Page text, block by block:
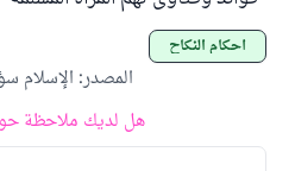
أحكام النكاح
المصدر: الإسلام
هل لديك ملاحظة